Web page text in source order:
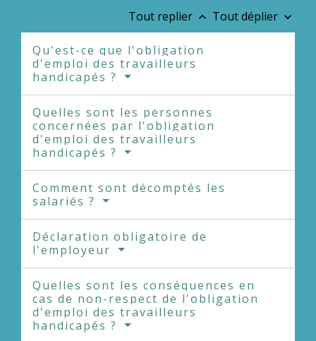
Tout replier keyboard_arrow_up Tout déplier keyboard_arrow_down
Qu'est-ce que l'obligation
d'emploi des travailleurs
handicapés ?
Quelles sont les personnes
concernées par l'obligation
d'emploi des travailleurs
handicapés ?
Comment sont décomptés les
salariés ?
Déclaration obligatoire de
l'employeur
Quelles sont les conséquences en
cas de non-respect de l'obligation
d'emploi des travailleurs
handicapés ?